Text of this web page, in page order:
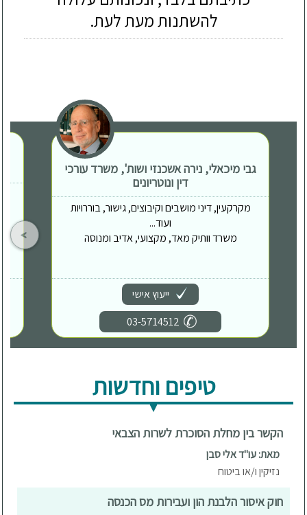
להשתנות מעת לעת.
גבי מיכאלי, נירה אשכנזי ושות', משרד עורכי
דין ונוטריונים
מקרקעין, דיני מושבים וקיבוצים, גישור, בוררויות
ועוד...
משרד וותיק מאד, מקצועי, אדיב ומנוסה
ייעוץ אישי
03-5714512
טיפים וחדשות
הקשר בין מחלת הסוכרת לשרות הצבאי
מאת: עו"ד אלי סבן
נזיקין ו/או ביטוח
חוק איסור הלבנת הון ועבירות מס הכנסה